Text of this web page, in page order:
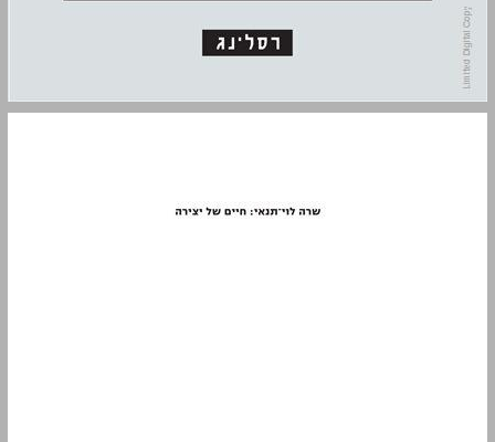
שרה לוי־תנאי: חיים של יצירה ... 0